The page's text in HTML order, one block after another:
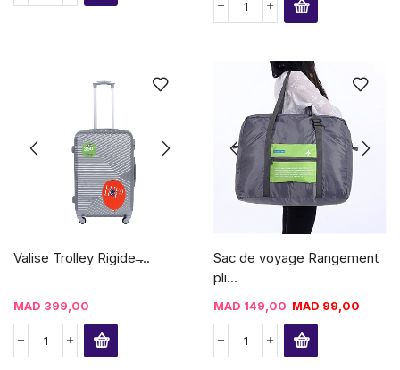
Valise Trolley Rigide ̶...
MAD 399,00
Sac de voyage Rangement
pli...
MAD149,00 MAD 99,00